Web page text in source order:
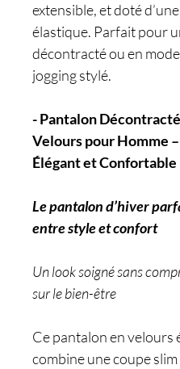
extensible, et doté
élastique. Parfait pour
décontracté ou en mode
jogging stylé.
- Pantalon
Velours pour Homme
Élégant et Confortable
Le pantalon d’hiver
entre style et confort
Un look soigné sans
sur le bien-être
Ce pantalon en velours
combine une coupe slim